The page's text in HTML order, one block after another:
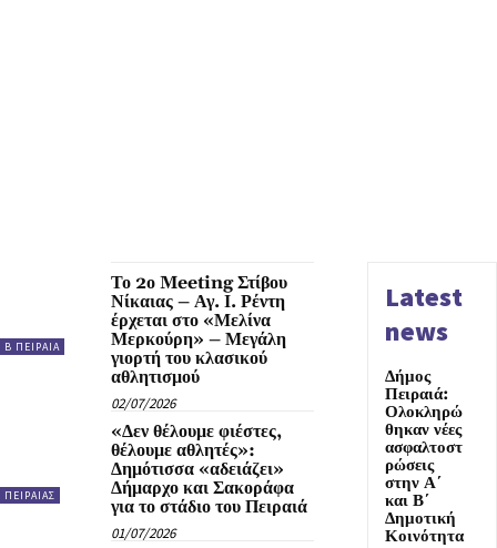
Β ΠΕΙΡΑΙΑ
Το 2ο Meeting Στίβου
Νίκαιας – Αγ. Ι. Ρέντη
έρχεται στο «Μελίνα
Μερκούρη» – Μεγάλη
γιορτή του κλασικού
αθλητισμού
02/07/2026
ΠΕΙΡΑΙΑΣ
«Δεν θέλουμε φιέστες,
θέλουμε αθλητές»:
Δημότισσα «αδειάζει»
Δήμαρχο και Σακοράφα
για το στάδιο του Πειραιά
01/07/2026
Latest
news
Δήμος
Πειραιά:
Ολοκληρώ
θηκαν νέες
ασφαλτοστ
ρώσεις
στην Α΄
και Β΄
Δημοτική
Κοινότητα